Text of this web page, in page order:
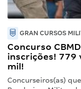
GRAN CURSOS
Concurso
inscrições! 779
mil!
Concurseiros(as)